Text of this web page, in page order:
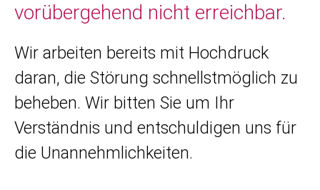
vorübergehend nicht erreichbar.
Wir arbeiten bereits mit Hochdruck
daran, die Störung schnellstmöglich zu
beheben. Wir bitten Sie um Ihr
Verständnis und entschuldigen uns für
die Unannehmlichkeiten.